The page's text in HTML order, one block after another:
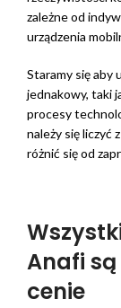
zależne od
urządzenia
Staramy się aby
jednakowy, taki
procesy
należy się liczyć
różnić się od
Anafi
cenie